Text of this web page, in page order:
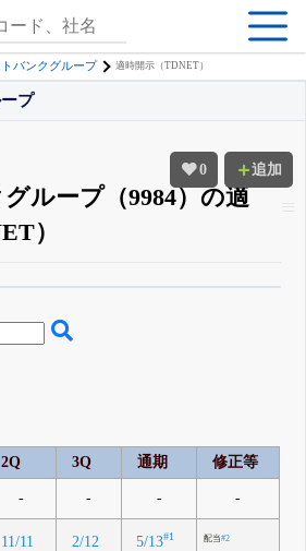
バンクグループ 適時開示（TDNET）
0 追加
プ
ループ（9984）の適
）
β版をはじめる
と米株版の先行利用も付きます
2Q 3Q 通期 修正等
- - - -
11/11 2/12 5/13#1 配当#2